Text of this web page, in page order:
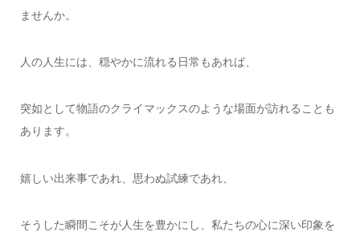
ませんか。
人の人生には、穏やかに流れる日常もあれば、
突如として物語のクライマックスのような場面が訪れることも
あります。
嬉しい出来事であれ、思わぬ試練であれ、
そうした瞬間こそが人生を豊かにし、私たちの心に深い印象を